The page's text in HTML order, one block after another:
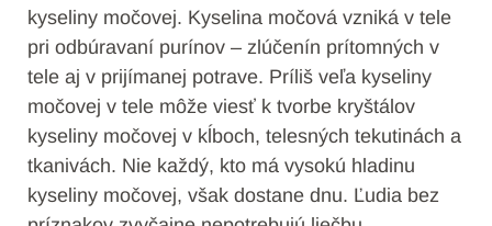
kyseliny močovej. Kyselina močová vzniká v tele
pri odbúravaní purínov – zlúčenín prítomných v
tele aj v prijímanej potrave. Príliš veľa kyseliny
močovej v tele môže viesť k tvorbe kryštálov
kyseliny močovej v kĺboch, telesných tekutinách a
tkanivách. Nie každý, kto má vysokú hladinu
kyseliny močovej, však dostane dnu. Ľudia bez